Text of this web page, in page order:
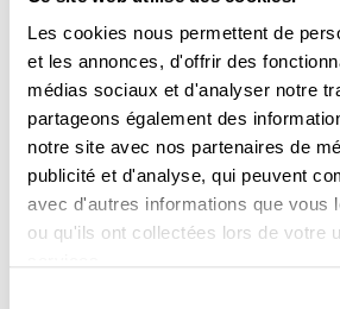
Les cookies nous permettent de
et les annonces, d'offrir des
médias sociaux et d'analyser notre
partageons également des
notre site avec nos partenaires de
publicité et d'analyse, qui peuvent
avec d'autres informations que vous
ou qu'ils ont collectées lors de votre